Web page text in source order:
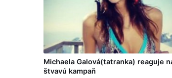
Michaela Galová(tatranka) reaguje
štvavú kampaň